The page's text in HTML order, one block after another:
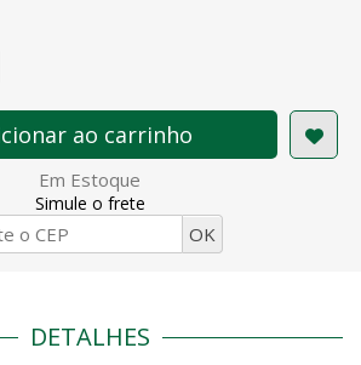
ao carrinho
Em Estoque
Simule o frete
DETALHES